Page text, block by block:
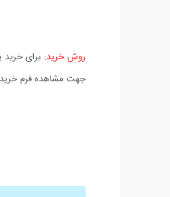
روش خرید: برای
جهت مشاهده فرم